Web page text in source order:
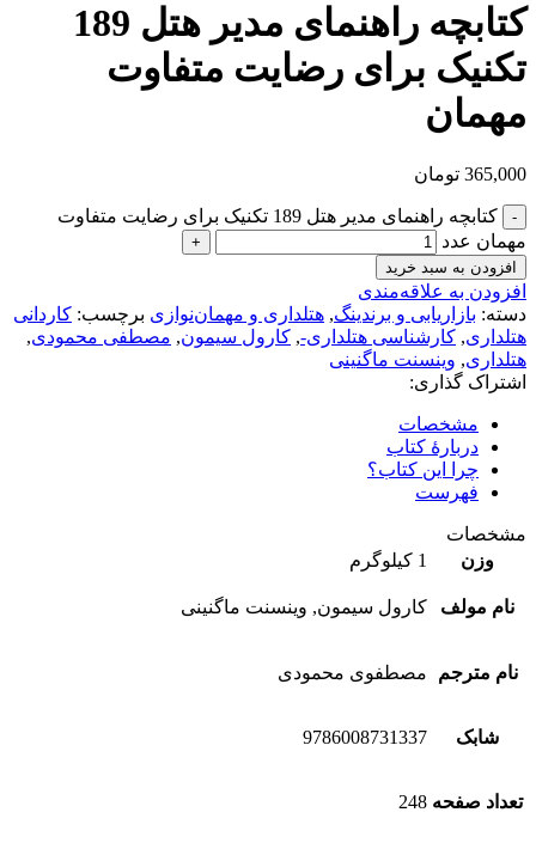
کتابچه راهنمای مدیر هتل 189
تکنیک برای رضایت متفاوت
مهمان
365,000 تومان
کتابچه راهنمای مدیر هتل 189 تکنیک برای رضایت متفاوت
مهمان عدد
افزودن به سبد خرید
افزودن به علاقه‌مندی
دسته: بازاریابی و برندینگ, هتلداری و مهمان‌نوازی برچسب: کاردانی
هتلداری, کارشناسی هتلداری-, کارول سیمون, مصطفی محمودی,
هتلداری, وینسنت ماگنینی
اشتراک گذاری:
مشخصات
دربارهٔ کتاب
چرا این کتاب؟
فهرست
مشخصات
وزن
1 کیلوگرم
نام مولف کارول سیمون, وینسنت ماگنینی
نام مترجم مصطفوی محمودی
شابک 9786008731337
تعداد صفحه 248